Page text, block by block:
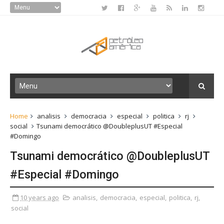
Home analisis democracia especial politica
rj
social
Tsunami democrático @DoubleplusUT #Especial
#Domingo
Tsunami democrático @DoubleplusUT
#Especial #Domingo
10 years ago analisis, democracia, especial, politica, rj,
social